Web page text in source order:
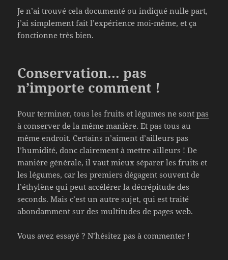
Je n’ai trouvé cela documenté ou indiqué nulle part,
j’ai simplement fait l’expérience moi-même, et ça
fonctionne très bien.
Conservation… pas
n’importe comment !
Pour terminer, tous les fruits et légumes ne sontpas
à conserver de la même manière. Et pas tous au
même endroit. Certains n’aiment d’ailleurs pas
l’humidité, donc clairement à mettre ailleurs ! De
manière générale, il vaut mieux séparer les fruits et
les légumes, car les premiers dégagent souvent de
l’éthylène qui peut accélérer la décrépitude des
seconds. Mais c’est un autre sujet, qui est traité
abondamment sur des multitudes de pages web.
Vous avez essayé ? N’hésitez pas à commenter !